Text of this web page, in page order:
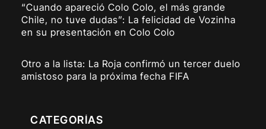
“Cuando apareció Colo Colo, el más grande
Chile, no tuve dudas”: La felicidad de Vozinha
en su presentación en Colo Colo
Otro a la lista: La Roja confirmó un tercer duelo
amistoso para la próxima fecha FIFA
CATEGORÍAS